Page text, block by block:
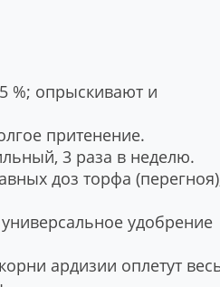
%; опрыскивают и
притенение.
3 раза в неделю.
доз торфа
удобрение
ардизии оплетут